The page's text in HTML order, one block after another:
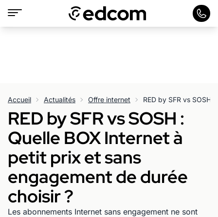
Accueil Actualités Offre internet
RED by SFR vs SOSH :
Quelle BOX Internet à
petit prix et sans
engagement de durée
choisir ?
Les abonnements Internet sans engagement ne sont